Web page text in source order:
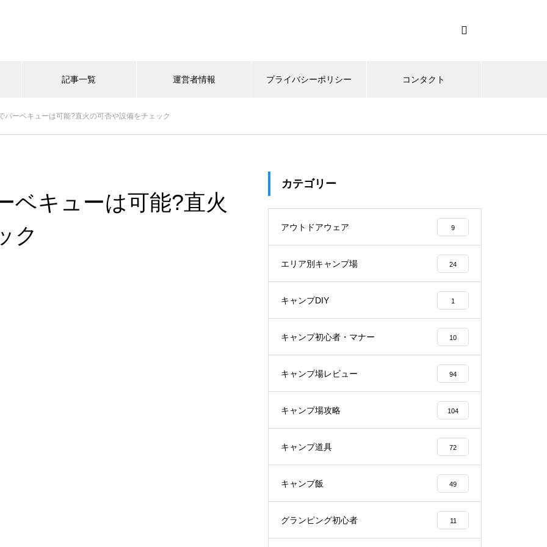
記事一覧 運営者情報 プライバシーポリシー コンタクト
バーベキューは可能?直火の可否や設備をチェック
ベキューは可能?直火
ク
カテゴリー
アウトドアウェア 9
エリア別キャンプ場 24
キャンプDIY 1
キャンプ初心者・マナー 10
キャンプ場レビュー 94
キャンプ場攻略 104
キャンプ道具 72
キャンプ飯 49
グランピング初心者 11